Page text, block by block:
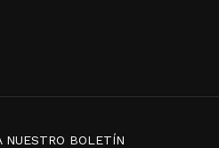
NUESTRO BOLETÍN